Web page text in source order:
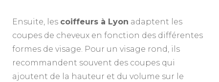
Ensuite, les coiffeurs à Lyon adaptent les
coupes de cheveux en fonction des différentes
formes de visage. Pour un visage rond, ils
recommandent souvent des coupes qui
ajoutent de la hauteur et du volume sur le